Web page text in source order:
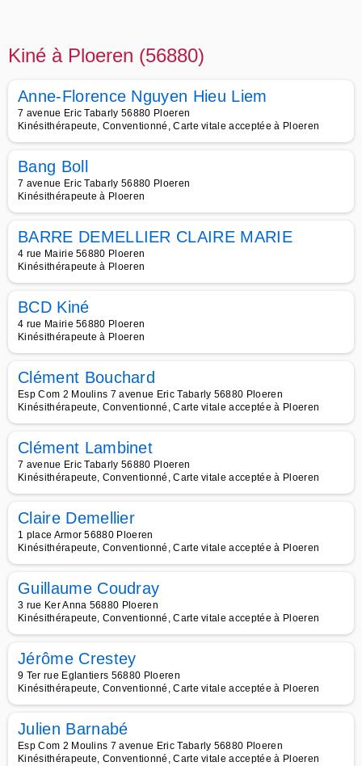
Kiné à Ploeren (56880)
Anne-Florence Nguyen Hieu Liem
7 avenue Eric Tabarly 56880 Ploeren
Kinésithérapeute, Conventionné, Carte vitale acceptée à Ploeren
Bang Boll
7 avenue Eric Tabarly 56880 Ploeren
Kinésithérapeute à Ploeren
BARRE DEMELLIER CLAIRE MARIE
4 rue Mairie 56880 Ploeren
Kinésithérapeute à Ploeren
BCD Kiné
4 rue Mairie 56880 Ploeren
Kinésithérapeute à Ploeren
Clément Bouchard
Esp Com 2 Moulins 7 avenue Eric Tabarly 56880 Ploeren
Kinésithérapeute, Conventionné, Carte vitale acceptée à Ploeren
Clément Lambinet
7 avenue Eric Tabarly 56880 Ploeren
Kinésithérapeute, Conventionné, Carte vitale acceptée à Ploeren
Claire Demellier
1 place Armor 56880 Ploeren
Kinésithérapeute, Conventionné, Carte vitale acceptée à Ploeren
Guillaume Coudray
3 rue Ker Anna 56880 Ploeren
Kinésithérapeute, Conventionné, Carte vitale acceptée à Ploeren
Jérôme Crestey
9 Ter rue Eglantiers 56880 Ploeren
Kinésithérapeute, Conventionné, Carte vitale acceptée à Ploeren
Julien Barnabé
Esp Com 2 Moulins 7 avenue Eric Tabarly 56880 Ploeren
Kinésithérapeute, Conventionné, Carte vitale acceptée à Ploeren